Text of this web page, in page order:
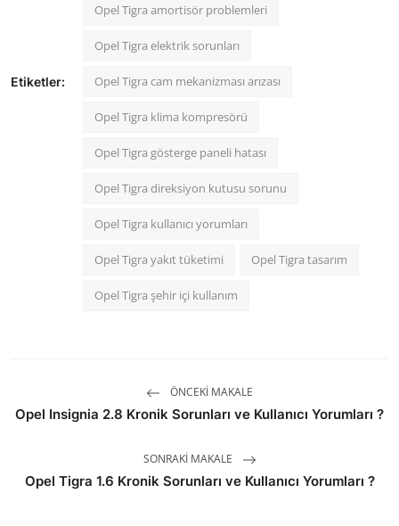
Etiketler:
Opel Tigra amortisör problemleri
Opel Tigra elektrik sorunları
Opel Tigra cam mekanizması arızası
Opel Tigra klima kompresörü
Opel Tigra gösterge paneli hatası
Opel Tigra direksiyon kutusu sorunu
Opel Tigra kullanıcı yorumları
Opel Tigra yakıt tüketimi Opel Tigra tasarım
Opel Tigra şehir içi kullanım
ÖNCEKI MAKALE
Opel Insignia 2.8 Kronik Sorunları ve Kullanıcı Yorumları ?
SONRAKI MAKALE
Opel Tigra 1.6 Kronik Sorunları ve Kullanıcı Yorumları ?